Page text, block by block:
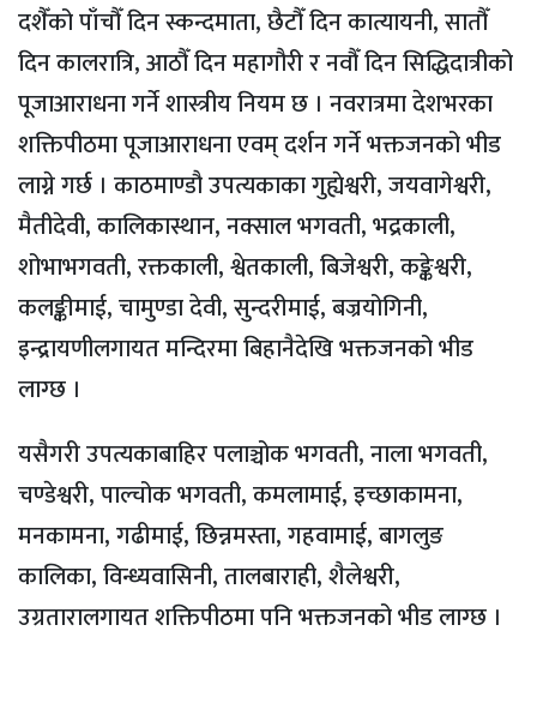
दशैँको पाँचौँ दिन स्कन्दमाता, छैटौँ दिन कात्यायनी, सातौँ
दिन कालरात्रि, आठौँ दिन महागौरी र नवौँ दिन सिद्धिदात्रीको
पूजाआराधना गर्ने शास्त्रीय नियम छ । नवरात्रमा देशभरका
शक्तिपीठमा पूजाआराधना एवम् दर्शन गर्ने भक्तजनको भीड
लाग्ने गर्छ । काठमाण्डौ उपत्यकाका गुह्येश्वरी, जयवागेश्वरी,
मैतीदेवी, कालिकास्थान, नक्साल भगवती, भद्रकाली,
शोभाभगवती, रक्तकाली, श्वेतकाली, बिजेश्वरी, कङ्केश्वरी,
कलङ्कीमाई, चामुण्डा देवी, सुन्दरीमाई, बज्रयोगिनी,
इन्द्रायणीलगायत मन्दिरमा बिहानैदेखि भक्तजनको भीड
लाग्छ ।
यसैगरी उपत्यकाबाहिर पलाञ्चोक भगवती, नाला भगवती,
चण्डेश्वरी, पाल्चोक भगवती, कमलामाई, इच्छाकामना,
मनकामना, गढीमाई, छिन्नमस्ता, गहवामाई, बागलुङ
कालिका, विन्ध्यवासिनी, तालबाराही, शैलेश्वरी,
उग्रतारालगायत शक्तिपीठमा पनि भक्तजनको भीड लाग्छ ।